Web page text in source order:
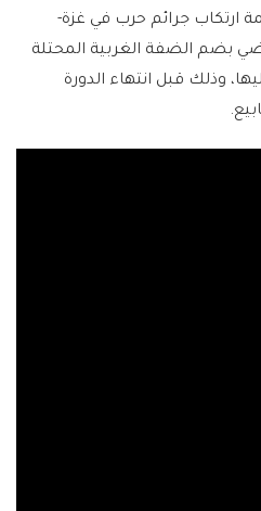
ارتكاب جرائم حرب في غزة-
بضم الضفة الغربية المحتلة
وذلك قبل انتهاء الدورة